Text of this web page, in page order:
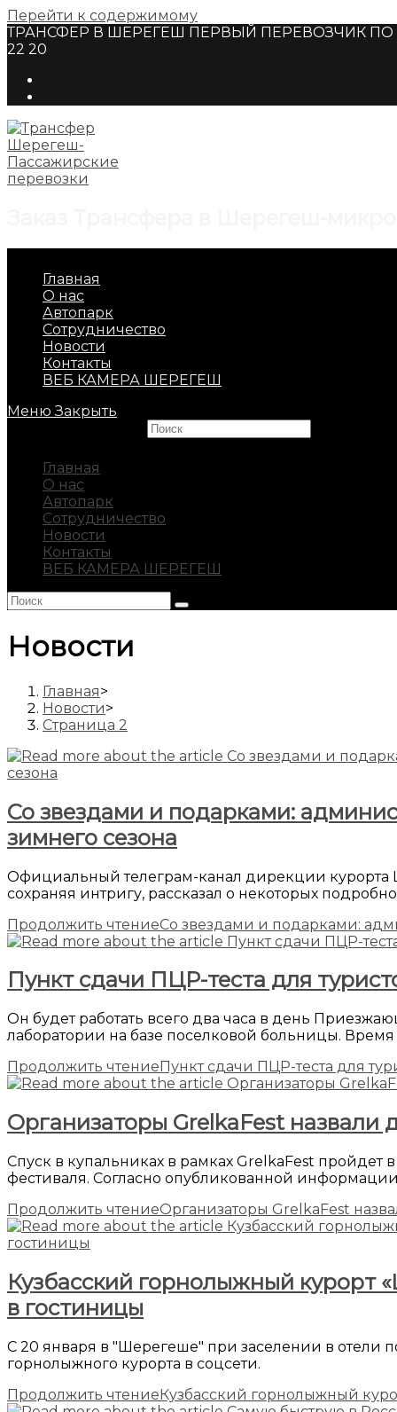
Перейти к содержимому
ТРАНСФЕР В ШЕРЕГЕШ ПЕРВЫЙ ПЕРЕВОЗЧИК ПО
22 20
Главная
О нас
Автопарк
Сотрудничество
Новости
Контакты
ВЕБ КАМЕРА ШЕРЕГЕШ
Меню Закрыть
Главная
О нас
Автопарк
Сотрудничество
Новости
Контакты
ВЕБ КАМЕРА ШЕРЕГЕШ
Новости
Главная>
Новости>
Страница 2
Со звездами и подарками:
зимнего сезона
Официальный телеграм-канал дирекции курорта
сохраняя интригу, рассказал о некоторых
Продолжить чтениеСо звездами и подарками:
Пункт сдачи ПЦР-теста для
Он будет работать всего два часа в день
лаборатории на базе поселковой больницы. Время
Продолжить чтение Пункт сдачи ПЦР-теста для
Организаторы GrelkaFest назвали
Спуск в купальниках в рамках GrelkaFest
фестиваля. Согласно опубликованной
Продолжить чтениеОрганизаторы GrelkaFest
Кузбасский горнолыжный курорт
в гостиницы
С 20 января в "Шерегеше" при заселении в отели
горнолыжного курорта в соцсети.
Продолжить чтениеКузбасский горнолыжный